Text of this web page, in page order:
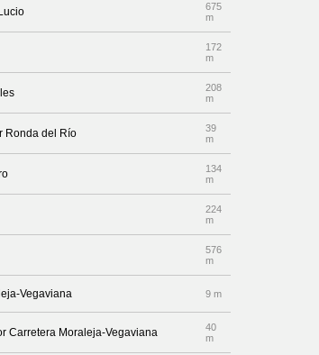
675
m
172
m
208
m
Ronda del Río
39
m
134
m
224
m
576
m
Vegaviana 9 m
Carretera Moraleja-Vegaviana
40
m